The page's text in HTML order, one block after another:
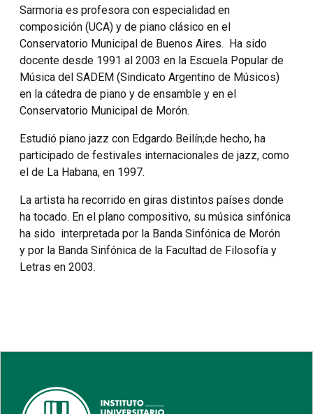
Sarmoria es profesora con especialidad en
composición (UCA) y de piano clásico en el
Conservatorio Municipal de Buenos Aires. Ha sido
docente desde 1991 al 2003 en la Escuela Popular de
Música del SADEM (Sindicato Argentino de Músicos)
en la cátedra de piano y de ensamble y en el
Conservatorio Municipal de Morón.
Estudió piano jazz con Edgardo Beilín;de hecho, ha
participado de festivales internacionales de jazz, como
el de La Habana, en 1997.
La artista ha recorrido en giras distintos países donde
ha tocado. En el plano compositivo, su música sinfónica
ha sido interpretada por la Banda Sinfónica de Morón
y por la Banda Sinfónica de la Facultad de Filosofía y
Letras en 2003.